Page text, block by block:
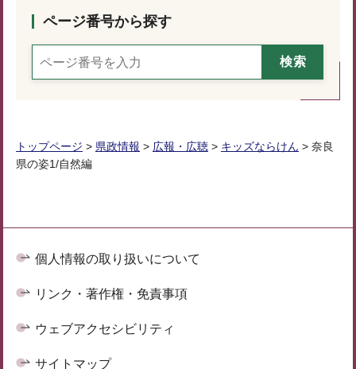
ページ番号から探す
トップページ > 県政情報 > 広報・広聴 > キッズならけん > 奈良
県の姿1/自然編
個人情報の取り扱いについて
リンク・著作権・免責事項
ウェブアクセシビリティ
サイトマップ